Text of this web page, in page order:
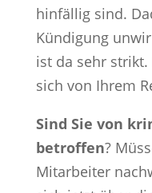
hinfällig sind.
Kündigung
ist da sehr
sich von Ihrem
Sind Sie von
betroffen?
Mitarbeiter